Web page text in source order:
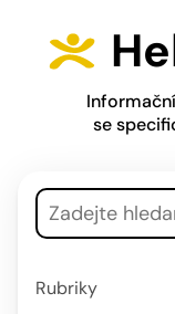
se
Rubriky